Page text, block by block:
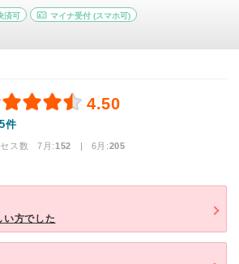
済可 マイナ受付 (スマホ可)
4.50
5件
セス数 7月:152 | 6月:205
い方でした